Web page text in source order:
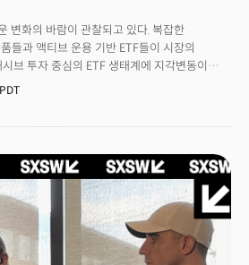
변화의 바람이 관찰되고 있다. 복잡한
들과 액티브 운용 기반 ETF들이 시장의
브 투자 중심의 ETF 생태계에 지각변동이
자동조기상환 인컴 ETF(CAIE)는 출시 2개월
주식 선별 ETF 출시를 예고한 것은 업계 전반의
환되고 있음을 시사하는 신호로 평가된다.
제적 구조 변화가 자리하고 있다. 미국
고착될 가능성이 높아지면서 전통적인
보가 어려워졌기 때문이다. 동시에 주식시장은
편중된 구조를 보이고 있어 투자자들은